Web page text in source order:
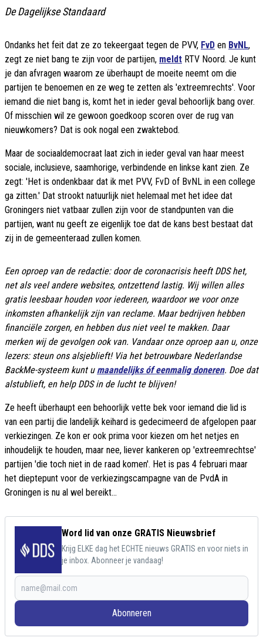
De Dagelijkse Standaard
Ondanks het feit dat ze zo tekeergaat tegen de PVV, FvD en BvNL,
zegt ze niet bang te zijn voor de partijen, meldt RTV Noord. Je kunt
je dan afvragen waarom ze überhaupt de moeite neemt om die
partijen te benoemen en ze weg te zetten als 'extreemrechts'. Voor
iemand die niet bang is, komt het in ieder geval behoorlijk bang over.
Of misschien wil ze gewoon goedkoop scoren over de rug van
nieuwkomers? Dat is ook nogal een zwaktebod.
Maar de sociaaldemocraat laat zich in ieder geval van haar meest
sociale, inclusieve, saamhorige, verbindende en linkse kant zien. Ze
zegt: 'Het is ondenkbaar dat ik met PVV, FvD of BvNL in een college
ga zitten.' Dat strookt natuurlijk niet helemaal met het idee dat
Groningers niet vatbaar zullen zijn voor de standpunten van die
partijen, want nu geeft ze eigenlijk toe dat de kans best bestaat dat
zij in de gemeenteraad zullen komen.
Een oproep van de redactie: door de coronacrisis heeft DDS het,
net als veel andere websites, ontzettend lastig. Wij willen alles
gratis leesbaar houden voor iedereen, waardoor we voor onze
inkomsten afhankelijk zijn van reclame. Maar bedrijven hebben
financiële zorgen, en hebben dus niet veel te makken. Daar
merken wij de gevolgen ook van. Vandaar onze oproep aan u, onze
lezers: steun ons alsjeblieft! Via het betrouwbare Nederlandse
BackMe-systeem kunt u maandelijks óf eenmalig doneren. Doe dat
alstublieft, en help DDS in de lucht te blijven!
Ze heeft überhaupt een behoorlijk vette bek voor iemand die lid is
van een partij die landelijk keihard is gedecimeerd de afgelopen paar
verkiezingen. Ze kon er ook prima voor kiezen om het netjes en
inhoudelijk te houden, maar nee, liever kankeren op 'extreemrechtse'
partijen 'die toch niet in de raad komen'. Het is pas 4 februari maar
het dieptepunt voor de verkiezingscampagne van de PvdA in
Groningen is nu al wel bereikt...
Word lid van onze GRATIS Nieuwsbrief
Krijg ELKE dag het ECHTE nieuws GRATIS en voor niets in
je inbox. Abonneer je vandaag!
Abonneren